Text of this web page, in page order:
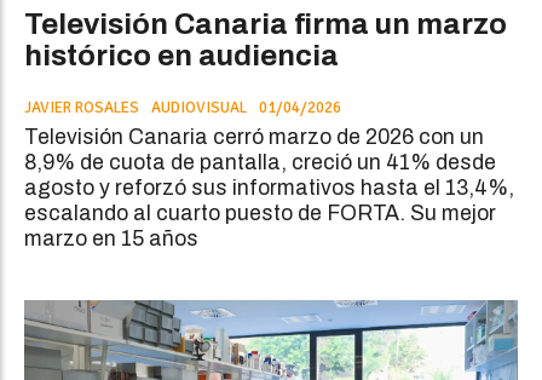
Televisión Canaria firma un marzo
histórico en audiencia
JAVIER ROSALES AUDIOVISUAL 01/04/2026
Televisión Canaria cerró marzo de 2026 con un
8,9% de cuota de pantalla, creció un 41% desde
agosto y reforzó sus informativos hasta el 13,4%,
escalando al cuarto puesto de FORTA. Su mejor
marzo en 15 años